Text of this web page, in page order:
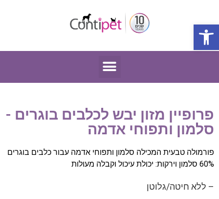
פתח סרגל נגישות
פרופיין מזון יבש לכלבים בוגרים -
סלמון ותפוחי אדמה
פורמולה טבעית המכילה סלמון ותפוחי אדמה עבור כלבים בוגרים
60% סלמון וירקות: יכולת עיכול וקבלה מעולות
– ללא חיטה/גלוטן